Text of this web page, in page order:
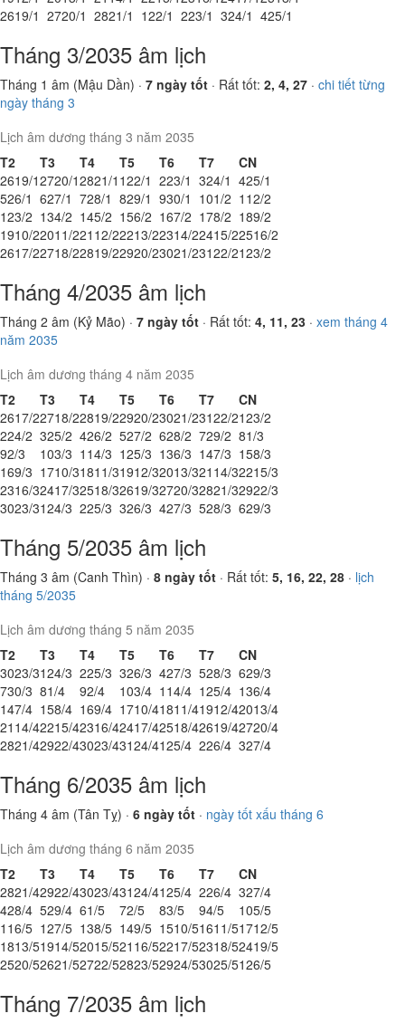
2619/1 2720/1 2821/1 122/1 223/1 324/1 425/1
Tháng 3/2035 âm lịch
Tháng 1 âm (Mậu Dần) · 7 ngày tốt · Rất tốt: 2, 4, 27 · chi tiết từng
ngày tháng 3
Lịch âm dương tháng 3 năm 2035
T2
T3 T4 T5 T6 T7
CN
2619/12720/12821/1 122/1 223/1 324/1 425/1
526/1 627/1 728/1 829/1 930/1 101/2 112/2
123/2 134/2 145/2 156/2 167/2 178/2 189/2
1910/22011/221 12/22213/22314/22415/22516/2
2617/22718/22819/22920/23021/23122/2123/2
Tháng 4/2035 âm lịch
Tháng 2 âm (Kỷ Mão) · 7 ngày tốt · Rất tốt: 4, 11, 23 · xem tháng 4
năm 2035
Lịch âm dương tháng 4 năm 2035
T2
T3 T4 T5 T6 T7
CN
2617/22718/22819/22920/23021/23122/2123/2
224/2 325/2 426/2 527/2 628/2 729/2 81/3
92/3 103/3 114/3 125/3 136/3 147/3 158/3
169/3 1710/31811/31912/32013/321 14/32215/3
2316/32417/32518/32619/32720/32821/32922/3
3023/3124/3 225/3 326/3 427/3 528/3 629/3
Tháng 5/2035 âm lịch
Tháng 3 âm (Canh Thìn) · 8 ngày tốt · Rất tốt: 5, 16, 22, 28 · lịch
tháng 5/2035
Lịch âm dương tháng 5 năm 2035
T2
T3 T4 T5 T6 T7
CN
3023/3124/3 225/3 326/3 427/3 528/3 629/3
730/3 81/4 92/4 103/4 114/4 125/4 136/4
147/4 158/4 169/4 1710/41811/41912/42013/4
21 14/42215/42316/42417/42518/42619/42720/4
2821/42922/43023/43124/4125/4 226/4 327/4
Tháng 6/2035 âm lịch
Tháng 4 âm (Tân Tỵ) · 6 ngày tốt · ngày tốt xấu tháng 6
Lịch âm dương tháng 6 năm 2035
T2
T3 T4 T5 T6 T7
CN
2821/42922/43023/43124/4125/4 226/4 327/4
428/4 529/4 61/5 72/5 83/5 94/5 105/5
116/5 127/5 138/5 149/5 1510/51611/51712/5
1813/51914/52015/521 16/52217/52318/52419/5
2520/52621/52722/52823/52924/53025/5126/5
Tháng 7/2035 âm lịch